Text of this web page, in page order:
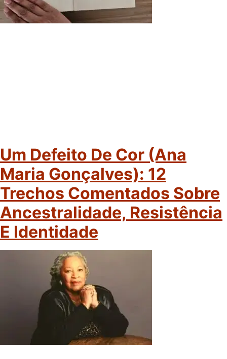
Um Defeito De Cor (Ana
Maria Gonçalves): 12
Trechos Comentados Sobre
Ancestralidade, Resistência
E Identidade